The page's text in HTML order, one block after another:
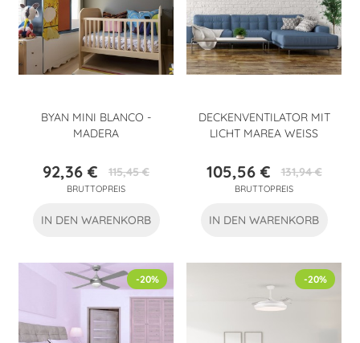
BYAN MINI BLANCO -
MADERA
Preis
92,36 €Verkaufspreis
115,45 €
BRUTTOPREIS
IN DEN WARENKORB
DECKENVENTILATOR MIT
LICHT MAREA WEISS
Preis
105,56 €Verkaufspreis
131,94 €
BRUTTOPREIS
IN DEN WARENKORB
-20% -20%